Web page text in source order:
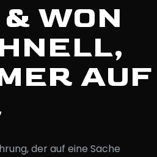
WON
AUF
der auf eine Sache